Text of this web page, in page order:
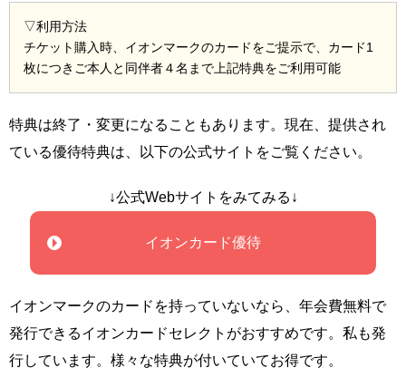
▽利用方法
チケット購入時、イオンマークのカードをご提示で、カード1
枚につきご本人と同伴者４名まで上記特典をご利用可能
特典は終了・変更になることもあります。現在、提供され
ている優待特典は、以下の公式サイトをご覧ください。
↓公式Webサイトをみてみる↓
イオンカード優待
イオンマークのカードを持っていないなら、年会費無料で
発行できるイオンカードセレクトがおすすめです。私も発
行しています。様々な特典が付いていてお得です。